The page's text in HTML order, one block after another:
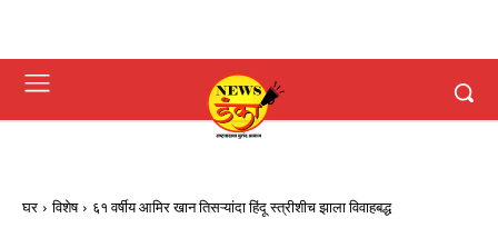
घर विशेष ६१ वर्षीय आमिर खान तिसऱ्यांदा हिंदू स्त्रीशीच झाला विवाहबद्ध